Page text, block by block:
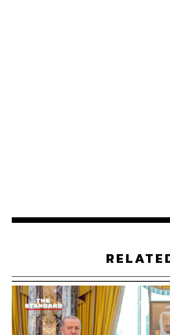
อนึ่ง ตามการรายงานของสื่
พยายามลดงบประมาณในก
สัปดาห์ เหลือเพียง 2 วัน โด
รับมือกับวิกฤตพลังงานจากส